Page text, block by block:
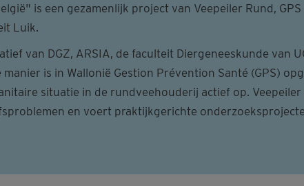
is een gezamenlijk project van Veepeiler Rund,
Luik.
van DGZ, ARSIA, de faculteit Diergeneeskunde van
is in Wallonië Gestion Prévention Santé (GPS)
situatie in de rundveehouderij actief op.
en voert praktijkgerichte